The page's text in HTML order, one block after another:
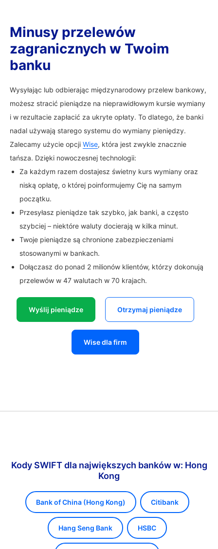
Minusy przelewów
zagranicznych w Twoim
banku
Wysyłając lub odbierając międzynarodowy przelew bankowy,
możesz stracić pieniądze na nieprawidłowym kursie wymiany
i w rezultacie zapłacić za ukryte opłaty. To dlatego, że banki
nadal używają starego systemu do wymiany pieniędzy.
Zalecamy użycie opcji Wise, która jest zwykle znacznie
tańsza. Dzięki nowoczesnej technologii:
Za każdym razem dostajesz świetny kurs wymiany oraz
niską opłatę, o której poinformujemy Cię na samym
początku.
Przesyłasz pieniądze tak szybko, jak banki, a często
szybciej – niektóre waluty docierają w kilka minut.
Twoje pieniądze są chronione zabezpieczeniami
stosowanymi w bankach.
Dołączasz do ponad 2 milionów klientów, którzy dokonują
przelewów w 47 walutach w 70 krajach.
Wyślij pieniądze Otrzymaj pieniądze
Wise dla firm
Kody SWIFT dla największych banków w: Hong
Kong
Bank of China (Hong Kong) Citibank
Hang Seng Bank HSBC